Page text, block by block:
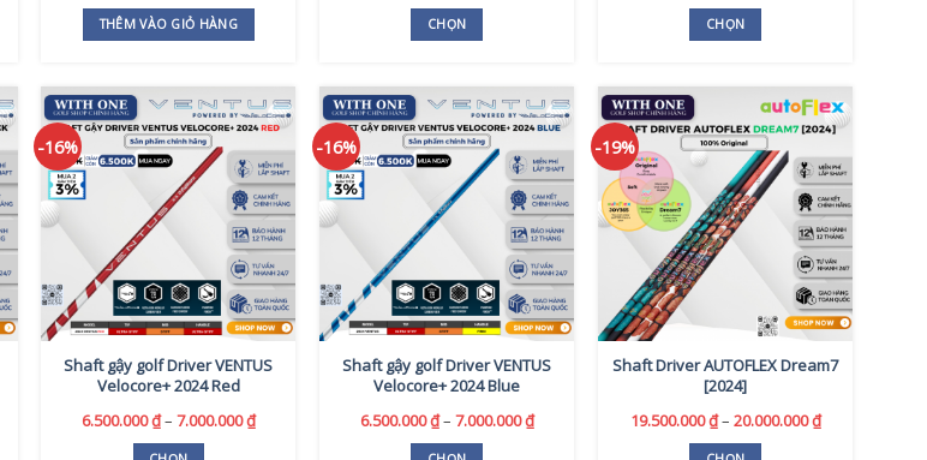
THÊM VÀO GIỎ HÀNG CHỌN
này
có
nhiều
biến
thể.
Các
có
thể
được
chọn
trên
trang
CHỌN
có
nhiều
biến
thể.
Các
tùy
được
chọn
trên
trang
-16%
Shaft gậy golf Driver VENTUS
Velocore+ 2024 Red
6.500.000₫– 7.000.000₫Khoảng
-16%
Shaft gậy golf Driver VENTUS
Velocore+ 2024 Blue
6.500.000₫– 7.000.000₫Khoảng
-19%
Shaft Driver AUTOFLEX Dream7
[2024]
19.500.000₫– 20.000.000₫Khoảng